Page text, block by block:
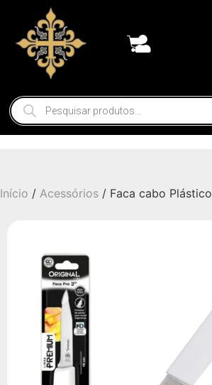
Início / Acessórios / Faca cabo Plástico